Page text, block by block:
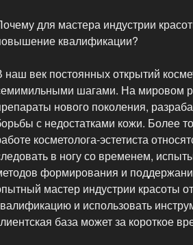
для мастера индустрии
квалификации?
наш век постоянных открытий
шагами. На мировом
нового поколения,
с недостатками кожи. Более
косметолога-эстетиста
в ногу со временем,
формирования и
мастер индустрии красоты
и использовать
база может за короткое